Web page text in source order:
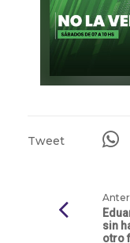
Tweet
sin
otro